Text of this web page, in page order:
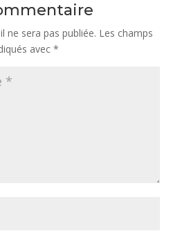
ne sera pas publiée. Les champs
avec *